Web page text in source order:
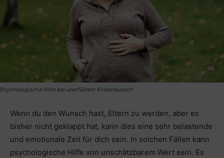
Psychologische Hilfe bei unerfülltem Kinderwunsch
Wenn du den Wunsch hast, Eltern zu werden, aber es
bisher nicht geklappt hat, kann dies eine sehr belastende
und emotionale Zeit für dich sein. In solchen Fällen kann
psychologische Hilfe von unschätzbarem Wert sein. Es